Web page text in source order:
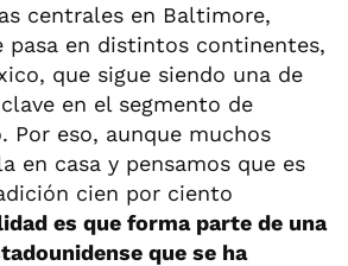
centrales en Baltimore,
pasa en distintos continentes,
que sigue siendo una de
en el segmento de
Por eso, aunque muchos
en casa y pensamos que es
cien por ciento
es que forma parte de una
que se ha